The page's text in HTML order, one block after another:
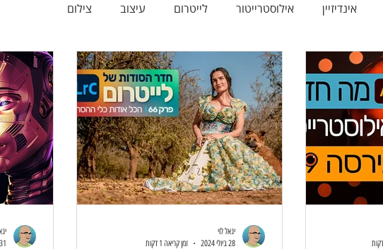
אינדיזיין אילוסטרייטור לייטרום עיצוב צילום
בינה מלאכותית (AI)
יגאל לוי
28 ביולי 2024
זמן קריאה 1 דקות
31 באוג׳ 2023